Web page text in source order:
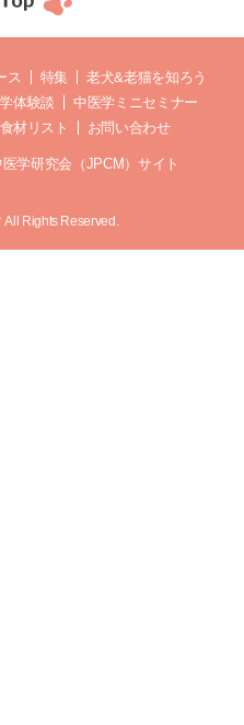
ス 特集
老犬&老猫を知ろう
体験談
中医学ミニセミナー
食材リスト お問い合わせ
学研究会（JPCM）サイト
Rights Reserved.